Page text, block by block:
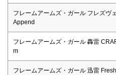
フレームアームズ・ガール フレズヴ
Append
フレームアームズ・ガール 轟雷
m
フレームアームズ・ガール 迅雷